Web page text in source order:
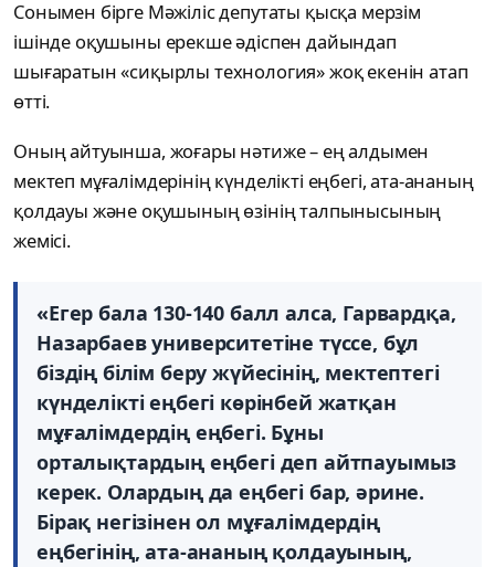
Сонымен бірге Мәжіліс депутаты қысқа мерзім
ішінде оқушыны ерекше әдіспен дайындап
шығаратын «сиқырлы технология» жоқ екенін атап
өтті.
Оның айтуынша, жоғары нәтиже – ең алдымен
мектеп мұғалімдерінің күнделікті еңбегі, ата-ананың
қолдауы және оқушының өзінің талпынысының
жемісі.
«Егер бала 130-140 балл алса, Гарвардқа,
Назарбаев университетіне түссе, бұл
біздің білім беру жүйесінің, мектептегі
күнделікті еңбегі көрінбей жатқан
мұғалімдердің еңбегі. Бұны
орталықтардың еңбегі деп айтпауымыз
керек. Олардың да еңбегі бар, әрине.
Бірақ негізінен ол мұғалімдердің
еңбегінің, ата-ананың қолдауының,